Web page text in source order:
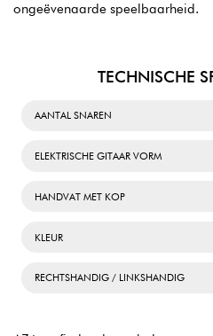
ongeëvenaarde speelbaarheid.
TECHNISCHE
AANTAL SNAREN
ELEKTRISCHE GITAAR VORM
HANDVAT MET KOP
KLEUR
RECHTSHANDIG / LINKSHANDIG